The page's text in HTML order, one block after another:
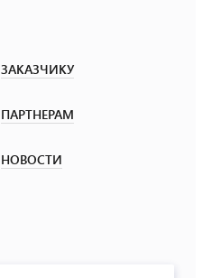
ЗАКАЗЧИКУ
ПАРТНЕРАМ
НОВОСТИ